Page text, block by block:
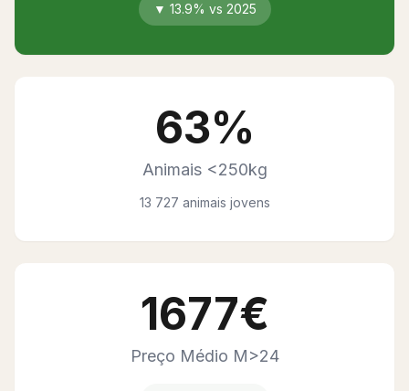
▼ 13.9% vs 2025
63%
Animais <250kg
13 727 animais jovens
1677€
Preço Médio M>24